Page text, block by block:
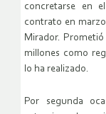
concretarse en
contrato en
Mirador.
millones como
lo ha realizado.
Por segunda